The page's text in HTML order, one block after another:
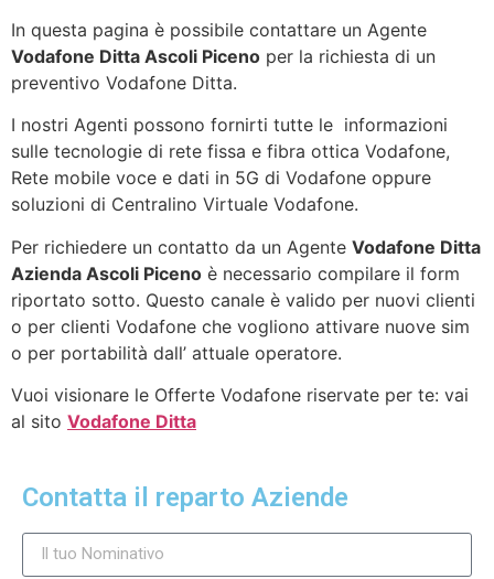
In questa pagina è possibile contattare un Agente
Vodafone Ditta Ascoli Piceno per la richiesta di un
preventivo Vodafone Ditta.
I nostri Agenti possono fornirti tutte le informazioni
sulle tecnologie di rete fissa e fibra ottica Vodafone,
Rete mobile voce e dati in 5G di Vodafone oppure
soluzioni di Centralino Virtuale Vodafone.
Per richiedere un contatto da un Agente Vodafone Ditta
Azienda Ascoli Piceno è necessario compilare il form
riportato sotto. Questo canale è valido per nuovi clienti
o per clienti Vodafone che vogliono attivare nuove sim
o per portabilità dall’ attuale operatore.
Vuoi visionare le Offerte Vodafone riservate per te: vai
al sito Vodafone Ditta
Contatta il reparto Aziende